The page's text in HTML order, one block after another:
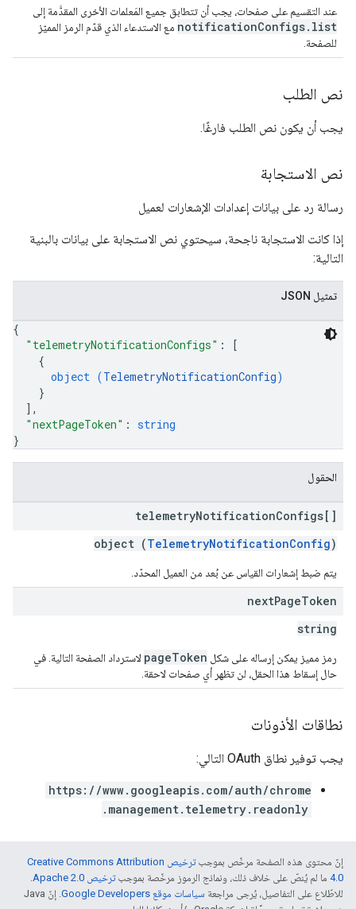
عند التقسيم على صفحات، يجب أن تتطابق جميع المَعلمات الأخرى المقدَّمة إلى
notificationConfigs.list مع الاستدعاء الذي قدّم الرمز المميّز
للصفحة.
نص الطلب
يجب أن يكون نص الطلب فارغًا.
نص الاستجابة
رسالة رد على بيانات إعدادات الإشعارات لعميل
إذا كانت الاستجابة ناجحة، سيحتوي نص الاستجابة على بيانات بالبنية
التالية:
تمثيل JSON
{
"telemetryNotificationConfigs" :
[
{
object (TelemetryNotificationConfig)
}
] ,
"nextPageToken" : string
}
الحقول
telemetryNotificationConfigs[]
object (TelemetryNotificationConfig)
يتم ضبط إشعارات القياس عن بُعد من العميل المحدّد.
nextPageToken
string
رمز مميز يمكن إرساله على شكل pageToken لاسترداد الصفحة التالية. في
حال إسقاط هذا الحقل، لن تظهر أي صفحات لاحقة.
نطاقات الأذونات
يجب توفير نطاق OAuth التالي:
https://www.googleapis.com/auth/chrome
.management.telemetry.readonly
إنّ محتوى هذه الصفحة مرخّص بموجب
ترخيص Creative Commons Attribution
4.0‏ ما لم يُنصّ على خلاف ذلك، ونماذج الرموز مرخّصة بموجبترخيص Apache 2.0‏
.
للاطّلاع على التفاصيل، يُرجى مراجعة سياسات موقع Google Developers‏
. إنّ Java